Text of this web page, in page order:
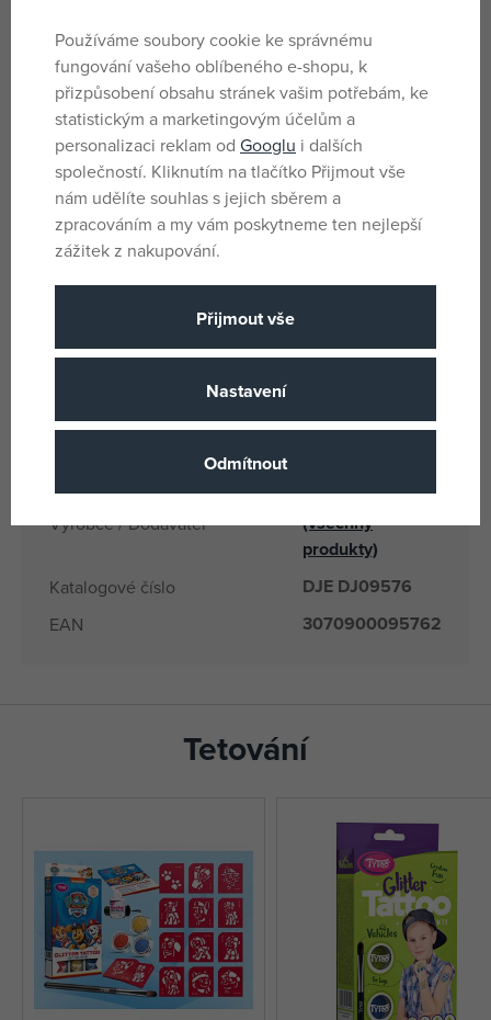
Tetování je dermatologicky testováno a dlouho vydrží.
Parametry
Pohlaví Pro holky i kluky
Barva Vícebarevné
Věk od 3 let
EANs 3070900095762
Výrobce / Dodavatel
Djeco
(všechny
produkty)
Katalogové číslo DJE DJ09576
EAN 3070900095762
Tetování
Používáme soubory cookie ke správnému
fungování vašeho oblíbeného e-shopu, k
přizpůsobení obsahu stránek vašim potřebám, ke
statistickým a marketingovým účelům a
personalizaci reklam od Googlu i dalších
společností. Kliknutím na tlačítko Přijmout vše
nám udělíte souhlas s jejich sběrem a
zpracováním a my vám poskytneme ten nejlepší
zážitek z nakupování.
Přijmout vše
Nastavení
Odmítnout